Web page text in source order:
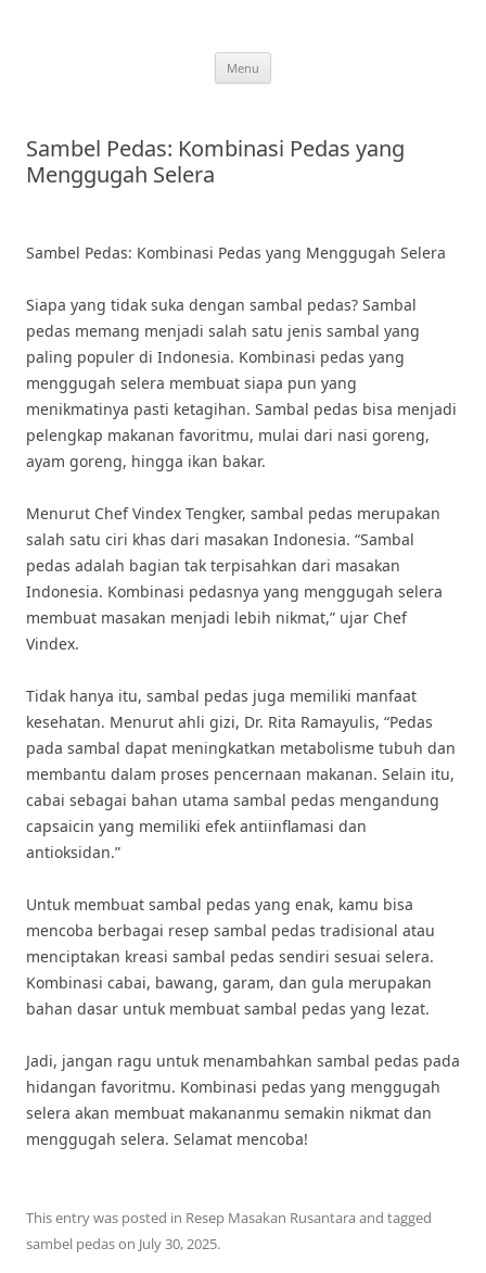
Menu
Sambel Pedas: Kombinasi Pedas yang
Menggugah Selera
Sambel Pedas: Kombinasi Pedas yang Menggugah Selera
Siapa yang tidak suka dengan sambal pedas? Sambal
pedas memang menjadi salah satu jenis sambal yang
paling populer di Indonesia. Kombinasi pedas yang
menggugah selera membuat siapa pun yang
menikmatinya pasti ketagihan. Sambal pedas bisa menjadi
pelengkap makanan favoritmu, mulai dari nasi goreng,
ayam goreng, hingga ikan bakar.
Menurut Chef Vindex Tengker, sambal pedas merupakan
salah satu ciri khas dari masakan Indonesia. “Sambal
pedas adalah bagian tak terpisahkan dari masakan
Indonesia. Kombinasi pedasnya yang menggugah selera
membuat masakan menjadi lebih nikmat,” ujar Chef
Vindex.
Tidak hanya itu, sambal pedas juga memiliki manfaat
kesehatan. Menurut ahli gizi, Dr. Rita Ramayulis, “Pedas
pada sambal dapat meningkatkan metabolisme tubuh dan
membantu dalam proses pencernaan makanan. Selain itu,
cabai sebagai bahan utama sambal pedas mengandung
capsaicin yang memiliki efek antiinflamasi dan
antioksidan.”
Untuk membuat sambal pedas yang enak, kamu bisa
mencoba berbagai resep sambal pedas tradisional atau
menciptakan kreasi sambal pedas sendiri sesuai selera.
Kombinasi cabai, bawang, garam, dan gula merupakan
bahan dasar untuk membuat sambal pedas yang lezat.
Jadi, jangan ragu untuk menambahkan sambal pedas pada
hidangan favoritmu. Kombinasi pedas yang menggugah
selera akan membuat makananmu semakin nikmat dan
menggugah selera. Selamat mencoba!
This entry was posted in Resep Masakan Rusantara and tagged
sambel pedason July 30, 2025.